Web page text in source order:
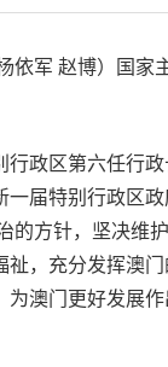
依军 赵博）国家
政区第六任行
届特别行政区
的方针，坚决
，充分发挥澳
澳门更好发展